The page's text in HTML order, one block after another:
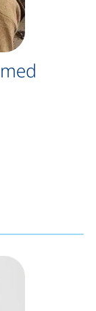
E-Mail-